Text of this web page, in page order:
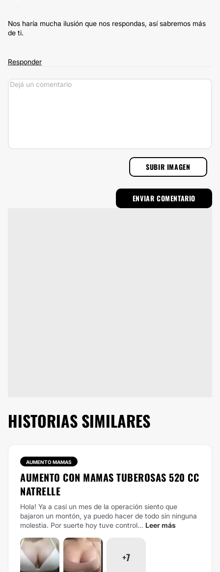
Nos haría mucha ilusión que nos respondas, así sabremos más
de ti.
Responder
SUBIR IMAGEN
HISTORIAS SIMILARES
AUMENTO MAMAS
AUMENTO CON MAMAS TUBEROSAS 520 CC
NATRELLE
Hola! Ya a casi un mes de la operación siento que
bajaron un montón, ya puedo hacer de todo sin ninguna
molestia. Por suerte hoy tuve control... Leer más
+7